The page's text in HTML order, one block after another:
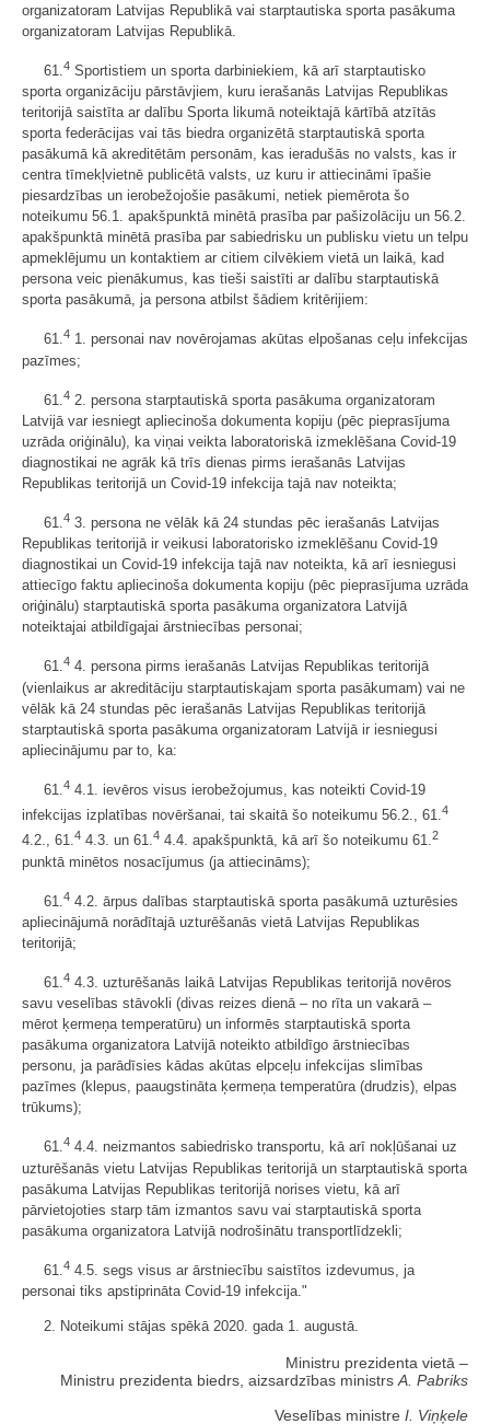
organizatoram Latvijas Republikā vai starptautiska sporta pasākuma
organizatoram Latvijas Republikā.
61.4 Sportistiem un sporta darbiniekiem, kā arī starptautisko
sporta organizāciju pārstāvjiem, kuru ierašanās Latvijas Republikas
teritorijā saistīta ar dalību Sporta likumā noteiktajā kārtībā atzītās
sporta federācijas vai tās biedra organizētā starptautiskā sporta
pasākumā kā akreditētām personām, kas ieradušās no valsts, kas ir
centra tīmekļvietnē publicētā valsts, uz kuru ir attiecināmi īpašie
piesardzības un ierobežojošie pasākumi, netiek piemērota šo
noteikumu 56.1. apakšpunktā minētā prasība par pašizolāciju un 56.2.
apakšpunktā minētā prasība par sabiedrisku un publisku vietu un telpu
apmeklējumu un kontaktiem ar citiem cilvēkiem vietā un laikā, kad
persona veic pienākumus, kas tieši saistīti ar dalību starptautiskā
sporta pasākumā, ja persona atbilst šādiem kritērijiem:
61.4 1. personai nav novērojamas akūtas elpošanas ceļu infekcijas
pazīmes;
61.4 2. persona starptautiskā sporta pasākuma organizatoram
Latvijā var iesniegt apliecinoša dokumenta kopiju (pēc pieprasījuma
uzrāda oriģinālu), ka viņai veikta laboratoriskā izmeklēšana Covid-19
diagnostikai ne agrāk kā trīs dienas pirms ierašanās Latvijas
Republikas teritorijā un Covid-19 infekcija tajā nav noteikta;
61.4 3. persona ne vēlāk kā 24 stundas pēc ierašanās Latvijas
Republikas teritorijā ir veikusi laboratorisko izmeklēšanu Covid-19
diagnostikai un Covid-19 infekcija tajā nav noteikta, kā arī iesniegusi
attiecīgo faktu apliecinoša dokumenta kopiju (pēc pieprasījuma uzrāda
oriģinālu) starptautiskā sporta pasākuma organizatora Latvijā
noteiktajai atbildīgajai ārstniecības personai;
61.4 4. persona pirms ierašanās Latvijas Republikas teritorijā
(vienlaikus ar akreditāciju starptautiskajam sporta pasākumam) vai ne
vēlāk kā 24 stundas pēc ierašanās Latvijas Republikas teritorijā
starptautiskā sporta pasākuma organizatoram Latvijā ir iesniegusi
apliecinājumu par to, ka:
61.4 4.1. ievēros visus ierobežojumus, kas noteikti Covid-19
infekcijas izplatības novēršanai, tai skaitā šo noteikumu 56.2., 61.4
4.2., 61.4 4.3. un 61.4 4.4. apakšpunktā, kā arī šo noteikumu 61.2
punktā minētos nosacījumus (ja attiecināms);
61.4 4.2. ārpus dalības starptautiskā sporta pasākumā uzturēsies
apliecinājumā norādītajā uzturēšanās vietā Latvijas Republikas
teritorijā;
61.4 4.3. uzturēšanās laikā Latvijas Republikas teritorijā novēros
savu veselības stāvokli (divas reizes dienā – no rīta un vakarā –
mērot ķermeņa temperatūru) un informēs starptautiskā sporta
pasākuma organizatora Latvijā noteikto atbildīgo ārstniecības
personu, ja parādīsies kādas akūtas elpceļu infekcijas slimības
pazīmes (klepus, paaugstināta ķermeņa temperatūra (drudzis), elpas
trūkums);
61.4 4.4. neizmantos sabiedrisko transportu, kā arī nokļūšanai uz
uzturēšanās vietu Latvijas Republikas teritorijā un starptautiskā sporta
pasākuma Latvijas Republikas teritorijā norises vietu, kā arī
pārvietojoties starp tām izmantos savu vai starptautiskā sporta
pasākuma organizatora Latvijā nodrošinātu transportlīdzekli;
61. 4 4.5. segs visus ar ārstniecību saistītos izdevumus, ja
personai tiks apstiprināta Covid-19 infekcija."
2. Noteikumi stājas spēkā 2020. gada 1. augustā.
Ministru prezidenta vietā –
Ministru prezidenta biedrs, aizsardzības ministrs A. Pabriks
Veselības ministre I. Viņķele